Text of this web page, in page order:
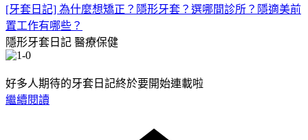
[牙套日記] 為什麼想矯正？隱形牙套？選哪間診所？隱適美前
置工作有哪些？
隱形牙套日記 醫療保健
好多人期待的牙套日記終於要開始連載啦
繼續閱讀